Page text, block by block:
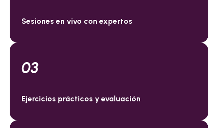
Sesiones en vivo con expertos
03
Ejercicios prácticos y evaluación